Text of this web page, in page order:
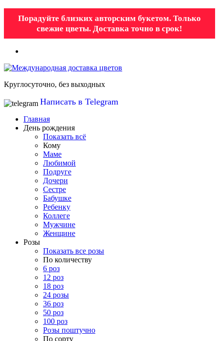
Порадуйте близких авторским букетом. Только
свежие цветы. Доставка точно в срок!
Круглосуточно, без выходных
Написать в Telegram
Главная
День рождения
Показать всё
Кому
Маме
Любимой
Подруге
Дочери
Сестре
Бабушке
Ребенку
Коллеге
Мужчине
Женщине
Розы
Показать все розы
По количеству
6 роз
12 роз
18 роз
24 розы
36 роз
50 роз
100 роз
Розы поштучно
По сорту